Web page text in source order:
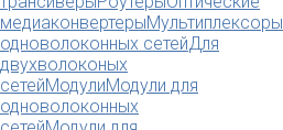
медиаконвертерыМультиплексоры
одноволоконных сетейДля
двухволоконых
сетейМодулиМодули для
одноволоконных